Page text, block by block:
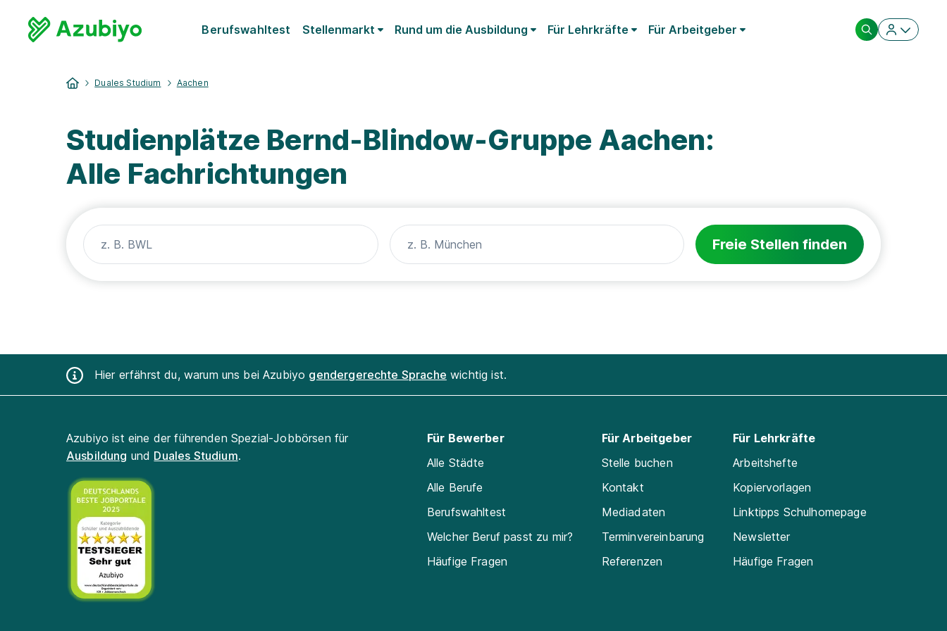
Berufswahltest Stellenmarkt Rund um die Ausbildung Für Lehrkräfte Für Arbeitgeber
Duales Studium Aachen
Studienplätze Bernd-Blindow-Gruppe Aachen:
Alle Fachrichtungen
Freie Stellen finden
Hier erfährst du, warum uns bei Azubiyo gendergerechte Sprache wichtig ist.
Azubiyo ist eine der führenden Spezial-Jobbörsen für
Ausbildung und Duales Studium.
Für Bewerber
Alle Städte
Alle Berufe
Berufswahltest
Welcher Beruf passt zu mir?
Häufige Fragen
Für Arbeitgeber
Stelle buchen
Kontakt
Mediadaten
Terminvereinbarung
Referenzen
Für Lehrkräfte
Arbeitshefte
Kopiervorlagen
Linktipps Schulhomepage
Newsletter
Häufige Fragen